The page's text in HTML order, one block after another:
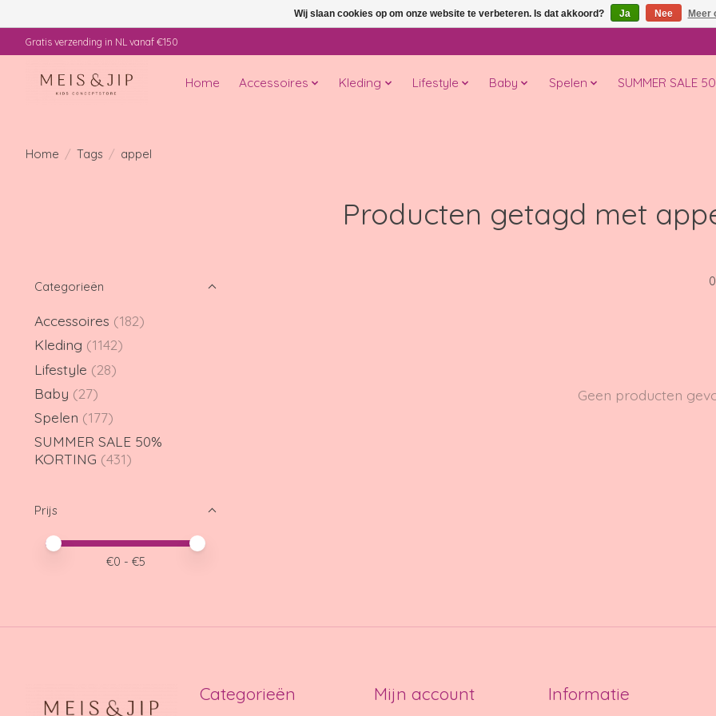
Gratis verzending in NL vanaf €150
Home Accessoires Kleding Lifestyle Baby Spelen SUMMER SALE
Home / Tags / appel
Producten getagd met
Categorieën
Accessoires (182)
Kleding (1142)
Lifestyle (28)
Baby (27)
Spelen (177)
SUMMER SALE 50%
KORTING (431)
Prijs
Minimale prijswaarde
Price maximum value
€0 - €5
Geen producten
Categorieën Mijn account Informatie
Wij slaan cookies op om onze website te verbeteren. Is dat akkoord? Ja Nee Meer